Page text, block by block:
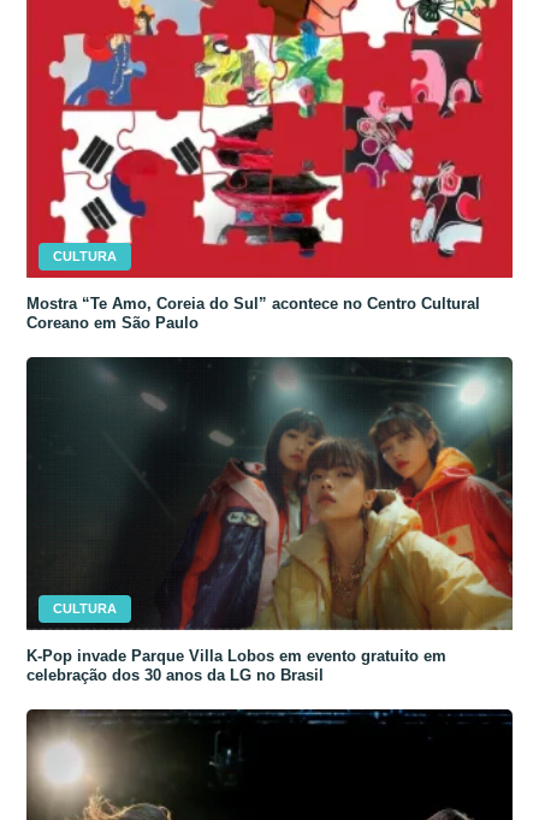
CULTURA
Mostra “Te Amo, Coreia do Sul” acontece no Centro Cultural
Coreano em São Paulo
CULTURA
K-Pop invade Parque Villa Lobos em evento gratuito em
celebração dos 30 anos da LG no Brasil